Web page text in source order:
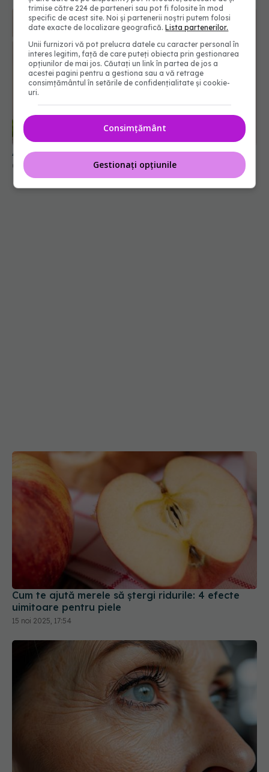
Adevărul despre uscarea părului cu aer cald
02 mar 2026, 14:12
Cum te ajută merele să ștergi ridurile: 4 efecte
uimitoare pentru piele
15 noi 2025, 17:54
trimise către 224 de parteneri sau pot fi folosite în mod
specific de acest site. Noi și partenerii noștri putem folosi
date exacte de localizare geografică.Lista partenerilor.
Unii furnizori vă pot prelucra datele cu caracter personal în
interes legitim, față de care puteți obiecta prin gestionarea
opțiunilor de mai jos. Căutați un link în partea de jos a
acestei pagini pentru a gestiona sau a vă retrage
consimțământul în setările de confidențialitate și cookie-
uri.
Consimțământ
Gestionați opțiunile